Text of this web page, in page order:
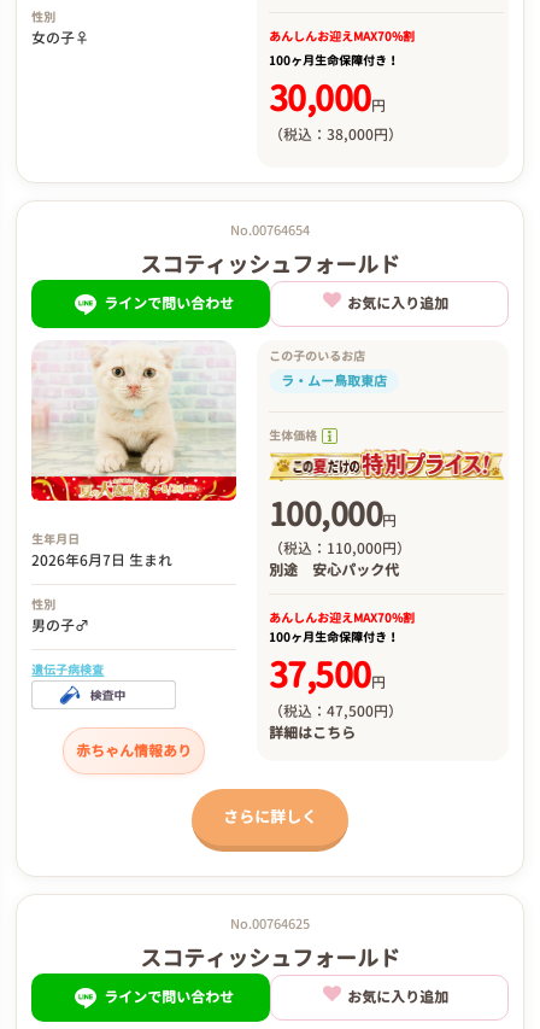
性別
女の子♀ あんしんお迎えMAX70%割
100ヶ月生命保障付き！
30,000円
（税込：38,000円）
No.00764654
スコティッシュフォールド
ラインで問い合わせ お気に入り追加
生年月日
2026年6月7日 生まれ
性別
男の子♂
遺伝子病検査
赤ちゃん情報あり
この子のいるお店
ラ・ムー鳥取東店
生体価格
100,000円
（税込：110,000円）
別途 安心パック代
あんしんお迎えMAX70%割
100ヶ月生命保障付き！
37,500円
（税込：47,500円）
詳細はこちら
さらに詳しく
No.00764625
スコティッシュフォールド
ラインで問い合わせ お気に入り追加